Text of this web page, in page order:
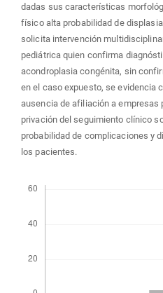
dadas sus características
físico alta probabilidad de
solicita intervención
pediátrica quien confirma
acondroplasia congénita, sin
en el caso expuesto, se evidencia
ausencia de afiliación a empresas
privación del seguimiento clínico
probabilidad de complicaciones y
los pacientes.